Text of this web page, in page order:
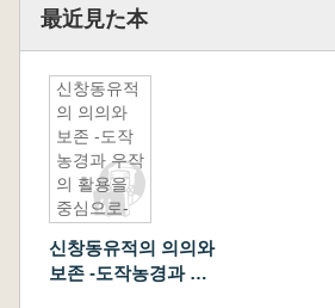
最近見た本
신창동유적
의 의의와
보존 -도작
농경과 우작
의 활용을
중심으로-
跡の意義と
保存 -稲作
신창동유적의 의의와
보존 -도작농경과 우